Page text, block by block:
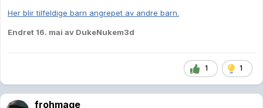
Her blir tilfeldige barn angrepet av andre barn.
Endret 16. mai av DukeNukem3d
1 1
frohmage